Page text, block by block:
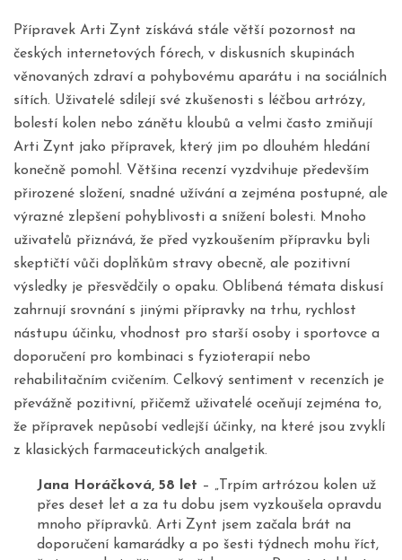
Přípravek Arti Zynt získává stále větší pozornost na
českých internetových fórech, v diskusních skupinách
věnovaných zdraví a pohybovému aparátu i na sociálních
sítích. Uživatelé sdílejí své zkušenosti s léčbou artrózy,
bolestí kolen nebo zánětu kloubů a velmi často zmiňují
Arti Zynt jako přípravek, který jim po dlouhém hledání
konečně pomohl. Většina recenzí vyzdvihuje především
přirozené složení, snadné užívání a zejména postupné, ale
výrazné zlepšení pohyblivosti a snížení bolesti. Mnoho
uživatelů přiznává, že před vyzkoušením přípravku byli
skeptičtí vůči doplňkům stravy obecně, ale pozitivní
výsledky je přesvědčily o opaku. Oblíbená témata diskusí
zahrnují srovnání s jinými přípravky na trhu, rychlost
nástupu účinku, vhodnost pro starší osoby i sportovce a
doporučení pro kombinaci s fyzioterapií nebo
rehabilitačním cvičením. Celkový sentiment v recenzích je
převážně pozitivní, přičemž uživatelé oceňují zejména to,
že přípravek nepůsobí vedlejší účinky, na které jsou zvyklí
z klasických farmaceutických analgetik.
Jana Horáčková, 58 let – „Trpím artrózou kolen už
přes deset let a za tu dobu jsem vyzkoušela opravdu
mnoho přípravků. Arti Zynt jsem začala brát na
doporučení kamarádky a po šesti týdnech mohu říct,